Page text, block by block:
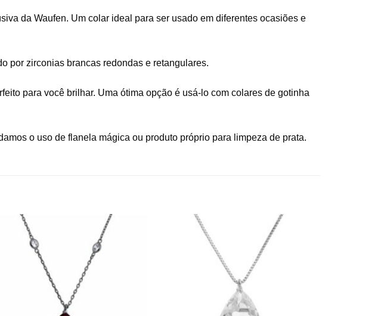
da Waufen. Um colar ideal para ser usado em diferentes ocasiões e
por zirconias brancas redondas e retangulares.
para você brilhar. Uma ótima opção é usá-lo com colares de gotinha
o uso de flanela mágica ou produto próprio para limpeza de prata.